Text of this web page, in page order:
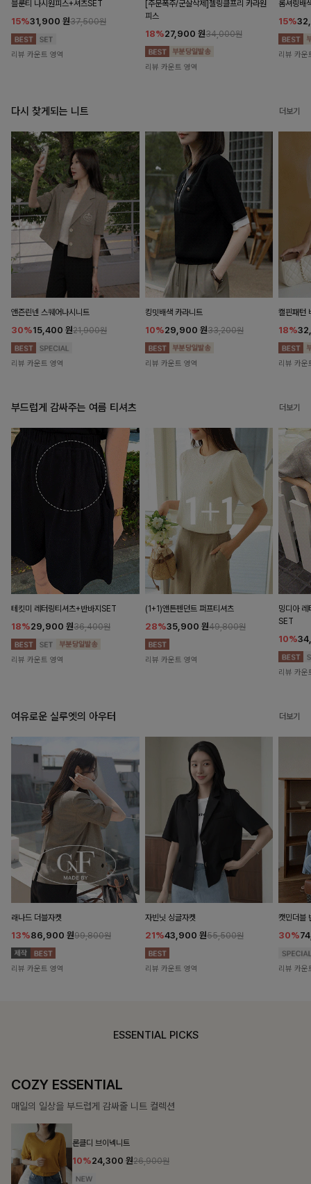
블룬티 나시원피스+셔츠SET
15%31,900 원37,500원
리뷰 카운트 영역
[주문폭주/군살삭제]젤링클프리 카라원
피스
18%27,900 원34,000원
리뷰 카운트 영역
롬셔링배
15%
리뷰 카운
다시 찾게되는 니트 더보기
앤즌린넨 스퀘어나시니트
30%15,400 원21,900원
리뷰 카운트 영역
킹밋배색 카라니트
10%29,900 원33,200원
리뷰 카운트 영역
캘핀패턴
18%
리뷰 카운
부드럽게 감싸주는 여름 티셔츠 더보기
테킷미 레터링티셔츠+반바지SET
18%29,900 원36,400원
리뷰 카운트 영역
(1+1)앤튼펜던트 퍼프티셔츠
28%35,900 원49,800원
리뷰 카운트 영역
밍디아 레
SET
10%
리뷰 카운
여유로운 실루엣의 아우터 더보기
래나드 더블자켓
13%86,900 원99,800원
리뷰 카운트 영역
자빈닛 싱글자켓
21%43,900 원55,500원
리뷰 카운트 영역
캣민더블
30%
리뷰 카운
ESSENTIAL PICKS
DOUBLE THE JOY
함께할 때 더욱 완벽한, 합리적인 선택으로 채우는 즐거움
필첸체크 스트링블라우스+플레어스커트SET
14%42,900원49,800원